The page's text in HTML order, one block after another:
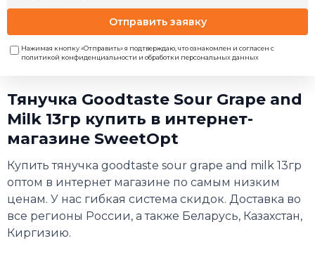
Отправить заявку
Нажимая кнопку «Отправить» я подтверждаю, что ознакомлен и согласен с
политикой конфиденциальности и обработки персональных данных
Тянучка Goodtaste Sour Grape and
Milk 13гр купить в интернет-
магазине SweetOpt
Купить тянучка goodtaste sour grape and milk 13гр
оптом в интернет магазине по самым низким
ценам. У нас гибкая система скидок. Доставка во
все регионы России, а также Беларусь, Казахстан,
Киргизию.